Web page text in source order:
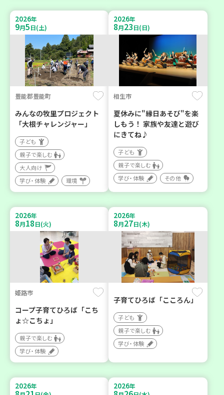
2026年
9月5日(土)
豊能郡豊能町
みんなの牧里プロジェクト
「大根チャレンジャー」
子ども
親子で楽しむ
大人向け
学び・体験
環境
2026年
8月23日(日)
相生市
夏休みに"縁日あそび"を楽
しもう！ 家族や友達と遊び
にきてね♪
子ども
親子で楽しむ
学び・体験
その他
2026年
8月18日(火)
姫路市
コープ子育てひろば「こち
ょ☆こちょ」
親子で楽しむ
学び・体験
2026年
8月27日(木)
子育てひろば「こころん」
子ども
親子で楽しむ
学び・体験
2026年 2026年